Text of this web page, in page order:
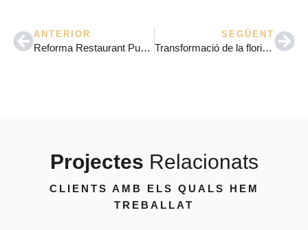
ANTERIOR
Reforma Restaurant Punto y Coma Barcelona
SEGÜENT
Transformació de la floristeria Bon Bee: Un canvi espectacular
Projectes Relacionats
CLIENTS AMB ELS QUALS HEM
TREBALLAT